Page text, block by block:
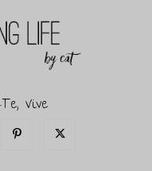
Vive